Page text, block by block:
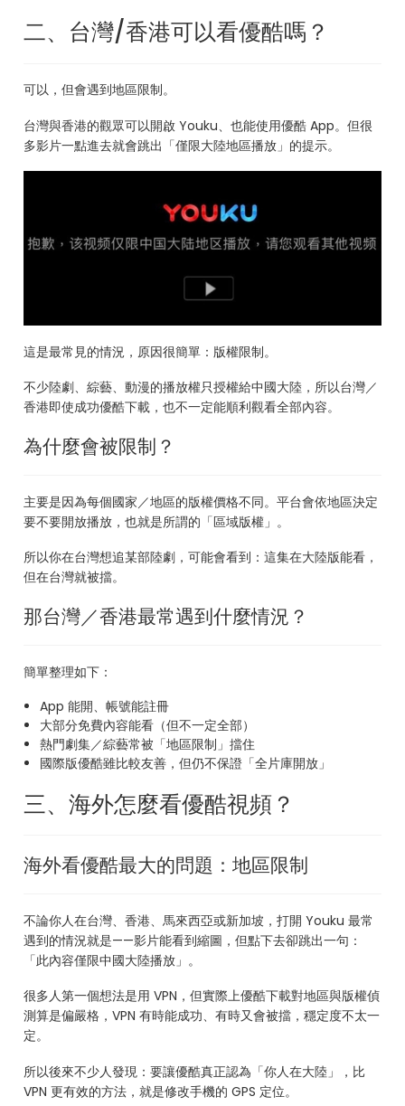
二、台灣/香港可以看優酷嗎？
可以，但會遇到地區限制。
台灣與香港的觀眾可以開啟 Youku、也能使用優酷 App。但很
多影片一點進去就會跳出「僅限大陸地區播放」的提示。
這是最常見的情況，原因很簡單：版權限制。
不少陸劇、綜藝、動漫的播放權只授權給中國大陸，所以台灣／
香港即使成功優酷下載，也不一定能順利觀看全部內容。
為什麼會被限制？
主要是因為每個國家／地區的版權價格不同。平台會依地區決定
要不要開放播放，也就是所謂的「區域版權」。
所以你在台灣想追某部陸劇，可能會看到：這集在大陸版能看，
但在台灣就被擋。
那台灣／香港最常遇到什麼情況？
簡單整理如下：
App 能開、帳號能註冊
大部分免費內容能看（但不一定全部）
熱門劇集／綜藝常被「地區限制」擋住
國際版優酷雖比較友善，但仍不保證「全片庫開放」
三、海外怎麼看優酷視頻？
海外看優酷最大的問題：地區限制
不論你人在台灣、香港、馬來西亞或新加坡，打開 Youku 最常
遇到的情況就是——影片能看到縮圖，但點下去卻跳出一句：
「此內容僅限中國大陸播放」。
很多人第一個想法是用 VPN，但實際上優酷下載對地區與版權偵
測算是偏嚴格，VPN 有時能成功、有時又會被擋，穩定度不太一
定。
所以後來不少人發現：要讓優酷真正認為「你人在大陸」，比
VPN 更有效的方法，就是修改手機的 GPS 定位。